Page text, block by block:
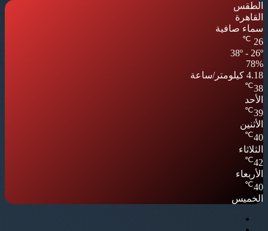
الطقس
القاهرة
سماء صافية
26
℃
38º - 26º
78%
4.18 كيلومتر/ساعة
38
℃
الأحد
39
℃
الأثنين
40
℃
الثلاثاء
42
℃
الأربعاء
40
℃
الخميس